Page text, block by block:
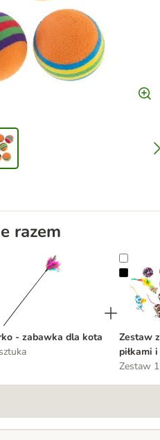
razem
- zabawka dla kota
- zabawka dla kota
Zestaw
Zestaw
piłkami
Zestaw